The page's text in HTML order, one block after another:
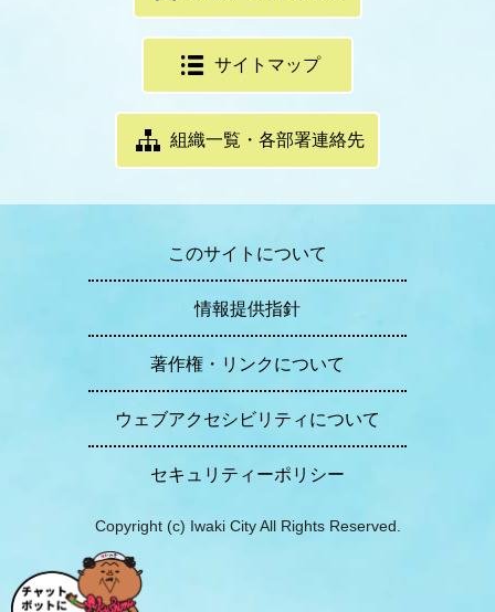
サイトマップ
組織一覧・各部署連絡先
このサイトについて
情報提供指針
著作権・リンクについて
ウェブアクセシビリティについて
セキュリティーポリシー
Copyright (c) Iwaki City All Rights Reserved.